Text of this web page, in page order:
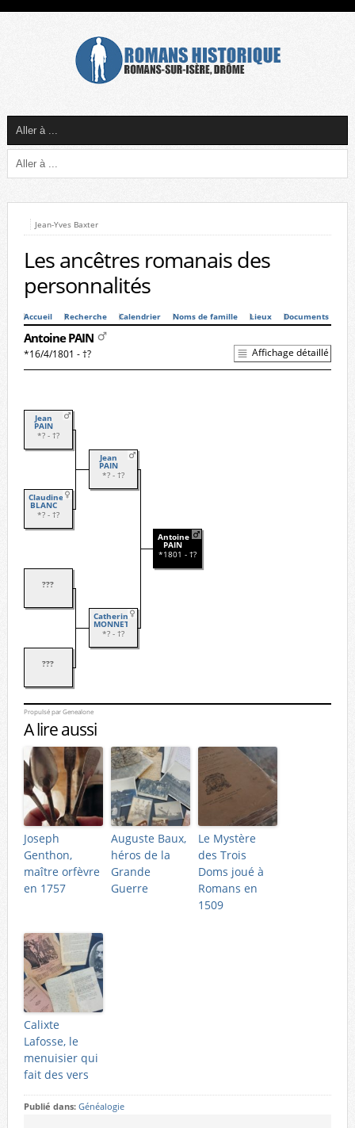
Jean-Yves Baxter
Les ancêtres romanais des
personnalités
Accueil Recherche Calendrier Noms de famille Lieux Documents
Antoine PAIN
*16/4/1801 - †? Affichage détaillé
Jean
PAIN
*? - †?
Claudine
BLANC
*? - †?
???
???
Jean
PAIN
*? - †?
Catherine
MONNET
*? - †?
Antoine
PAIN
*1801 - †?
Propulsé par Genealone
A lire aussi
Joseph
Genthon,
maître orfèvre
en 1757
Auguste Baux,
héros de la
Grande
Guerre
Le Mystère
des Trois
Doms joué à
Romans en
1509
Calixte
Lafosse, le
menuisier qui
fait des vers
Publié dans: Généalogie